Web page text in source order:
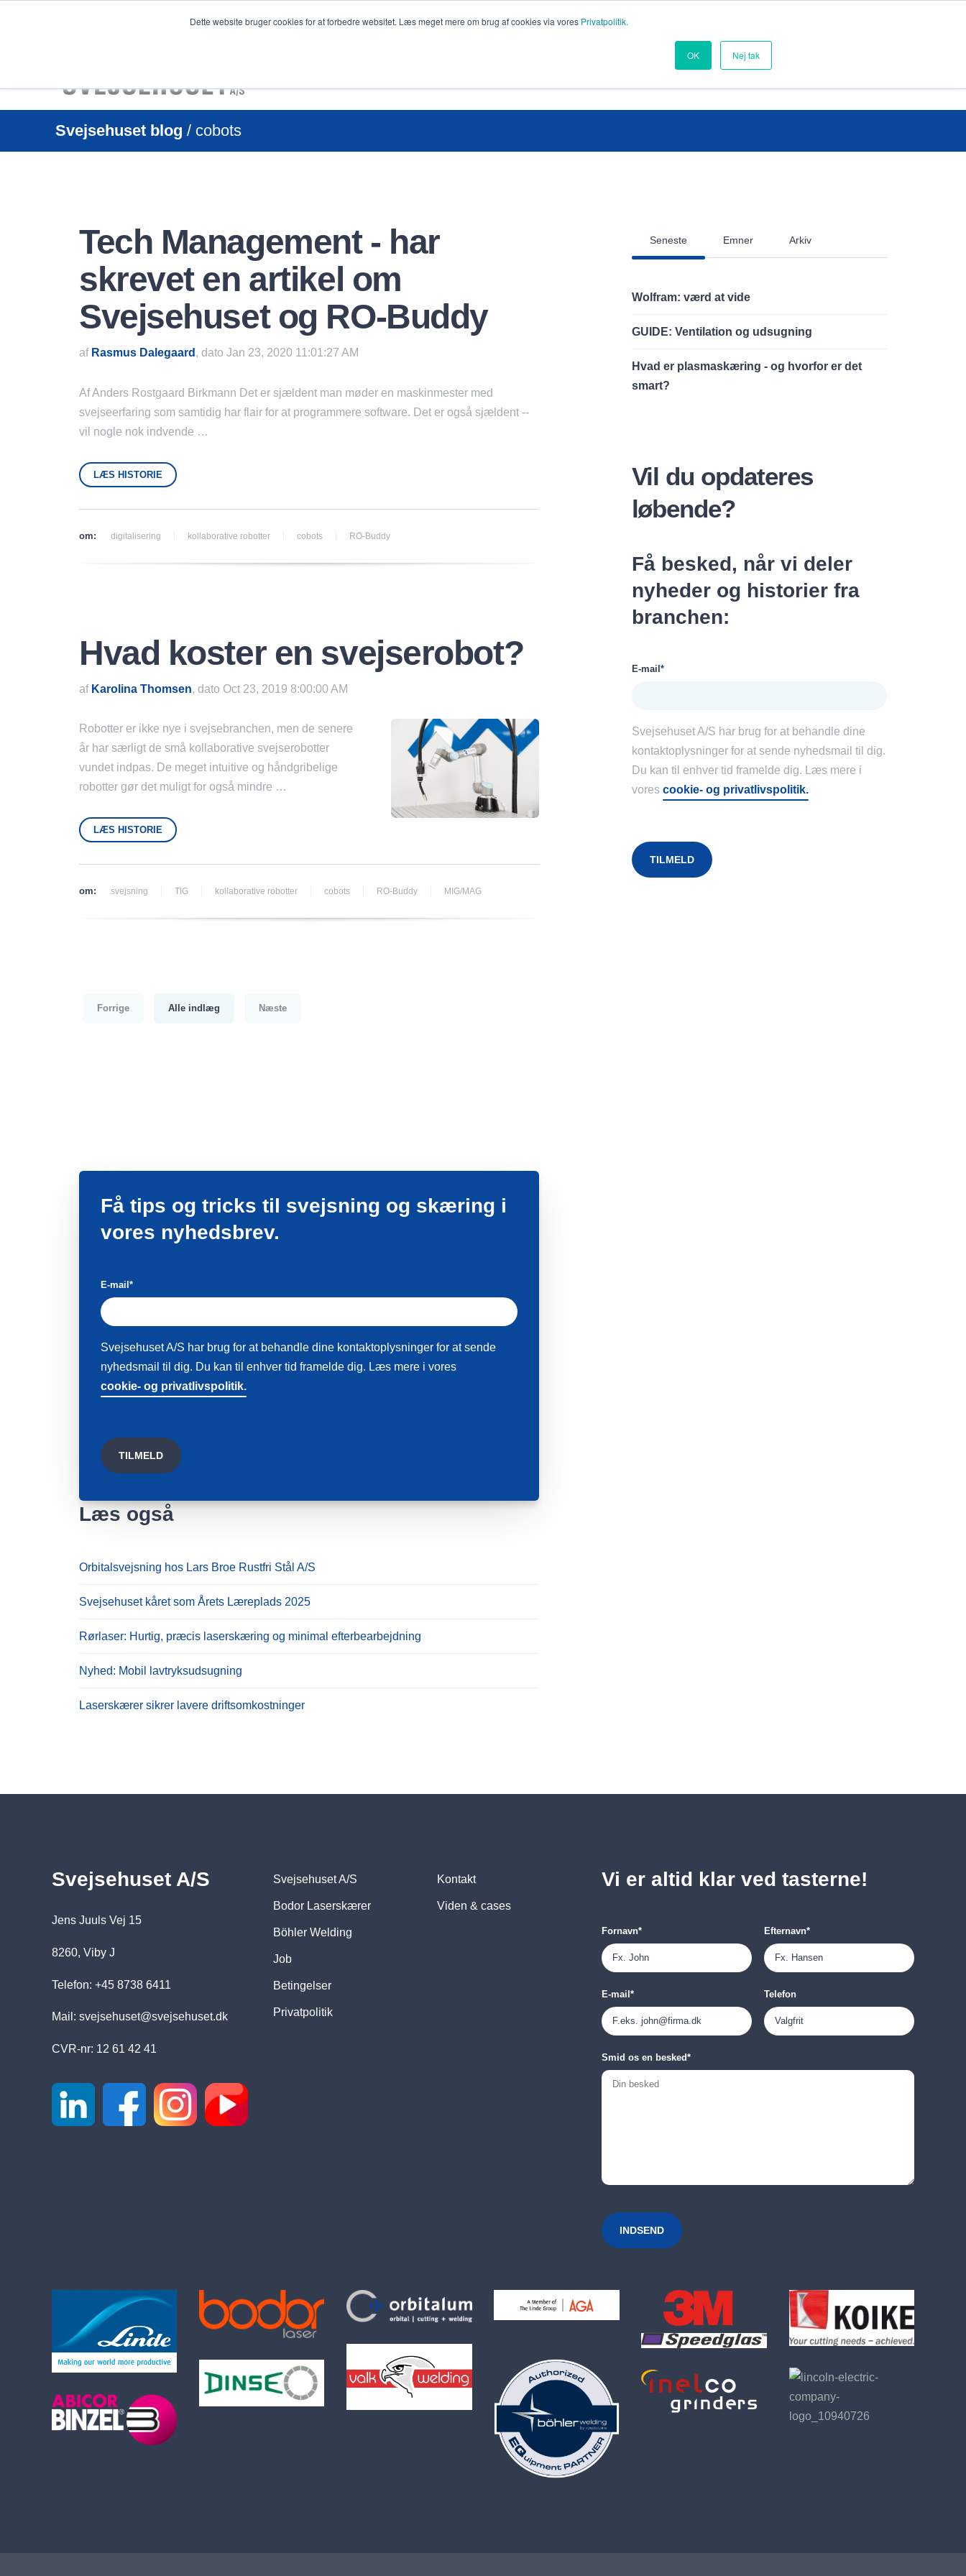
Dette website bruger cookies for at forbedre websitet. Læs meget mere om brug af cookies via vores Privatpolitik.
OK Nej tak
OM SVEJSEHUSET
Svejsehuset blog / cobots
Tech Management - har
skrevet en artikel om
Svejsehuset og RO-Buddy
af Rasmus Dalegaard , dato Jan 23, 2020 11:01:27 AM
Af Anders Rostgaard Birkmann Det er sjældent man møder en maskinmester med
svejseerfaring som samtidig har flair for at programmere software. Det er også sjældent --
vil nogle nok indvende …
LÆS HISTORIE
om: digitalisering kollaborative robotter cobots RO-Buddy
Hvad koster en svejserobot?
af Karolina Thomsen, dato Oct 23, 2019 8:00:00 AM
Robotter er ikke nye i svejsebranchen, men de senere
år har særligt de små kollaborative svejserobotter
vundet indpas. De meget intuitive og håndgribelige
robotter gør det muligt for også mindre …
LÆS HISTORIE
om: svejsning TIG kollaborative robotter cobots RO-Buddy MIG/MAG
Forrige Alle indlæg Næste
Få tips og tricks til svejsning og skæring i
vores nyhedsbrev.
E-mail*
Svejsehuset A/S har brug for at behandle dine kontaktoplysninger for at sende
nyhedsmail til dig. Du kan til enhver tid framelde dig. Læs mere i vores
cookie- og privatlivspolitik.
Læs også
Orbitalsvejsning hos Lars Broe Rustfri Stål A/S
Svejsehuset kåret som Årets Læreplads 2025
Rørlaser: Hurtig, præcis laserskæring og minimal efterbearbejdning
Nyhed: Mobil lavtryksudsugning
Laserskærer sikrer lavere driftsomkostninger
Seneste Emner Arkiv
Wolfram: værd at vide
GUIDE: Ventilation og udsugning
Hvad er plasmaskæring - og hvorfor er det
smart?
Vil du opdateres
løbende?
Få besked, når vi deler
nyheder og historier fra
branchen:
E-mail *
Svejsehuset A/S har brug for at behandle dine
kontaktoplysninger for at sende nyhedsmail til dig.
Du kan til enhver tid framelde dig. Læs mere i
vores cookie- og privatlivspolitik.
Svejsehuset A/S
Jens Juuls Vej 15
8260, Viby J
Telefon: +45 8738 6411
Mail: svejsehuset@svejsehuset.dk
CVR-nr: 12 61 42 41
Svejsehuset A/S
Bodor Laserskærer
Böhler Welding
Job
Betingelser
Privatpolitik
Kontakt
Viden & cases
Vi er altid klar ved tasterne!
Fornavn* Efternavn*
E-mail* Telefon
Smid os en besked*